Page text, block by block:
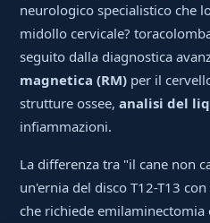
neurologico specialistico che
midollo cervicale?
seguito dalla diagnostica
magnetica (RM) per il
strutture ossee,analisi del
infiammazioni.
La differenza tra "il cane non
un'ernia del disco T12-T13
che richiede